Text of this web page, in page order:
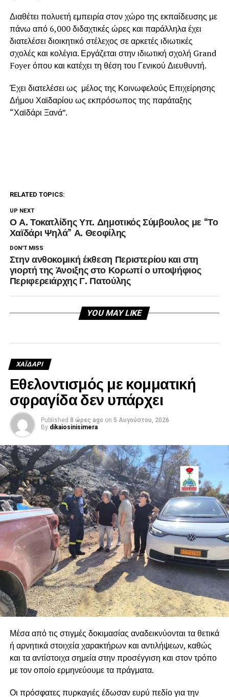
Διαθέτει πολυετή εμπειρία στον χώρο της εκπαίδευσης με
πάνω από 6,000 διδαχτικές ώρες και παράλληλα έχει
διατελέσει διοικητικό στέλεχος σε αρκετές ιδιωτικές
σχολές και κολέγια. Εργάζεται στην ιδιωτική σχολή Grand
Foyer όπου και κατέχει τη θέση του Γενικού Διευθυντή.
Έχει διατελέσει ως μέλος της Κοινωφελούς Επιχείρησης
Δήμου Χαϊδαρίου ως εκπρόσωπος της παράταξης
“Χαϊδάρι Ξανά”.
RELATED TOPICS:
UP NEXT
Ο Α. Τοκατλίδης Υπ. Δημοτικός Σύμβουλος με “Το
Χαϊδάρι Ψηλά” Α. Θεοφίλης
DON'T MISS
Στην ανθοκομική έκθεση Περιστερίου και στη
γιορτή της Άνοιξης στο Κορωπί ο υποψήφιος
Περιφερειάρχης Γ. Πατούλης
YOU MAY LIKE
ΧΑΪΔΑΡΙ
Εθελοντισμός με κομματική
σφραγίδα δεν υπάρχει
Published 8 ώρες ago on 5 Αυγούστου, 2026
By dikaiosinisimera
Μέσα από τις στιγμές δοκιμασίας αναδεικνύονται τα θετικά
ή αρνητικά στοιχεία χαρακτήρων και αντιλήψεων, καθώς
και τα αντίστοιχα σημεία στην προσέγγιση και στον τρόπο
με τον οποίο ερμηνεύουμε τα πράγματα.
Οι πρόσφατες πυρκαγιές έδωσαν ευρύ πεδίο για την